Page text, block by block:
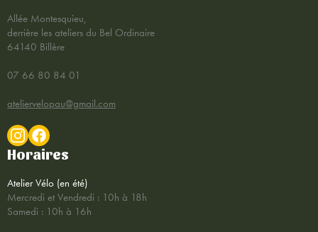
Allée Montesquieu,
derrière les ateliers du Bel Ordinaire
64140 Billère
07 66 80 84 01
ateliervelopau@gmail.com
Horaires
Atelier Vélo (en été)
Mercredi et Vendredi : 10h à 18h
Samedi : 10h à 16h